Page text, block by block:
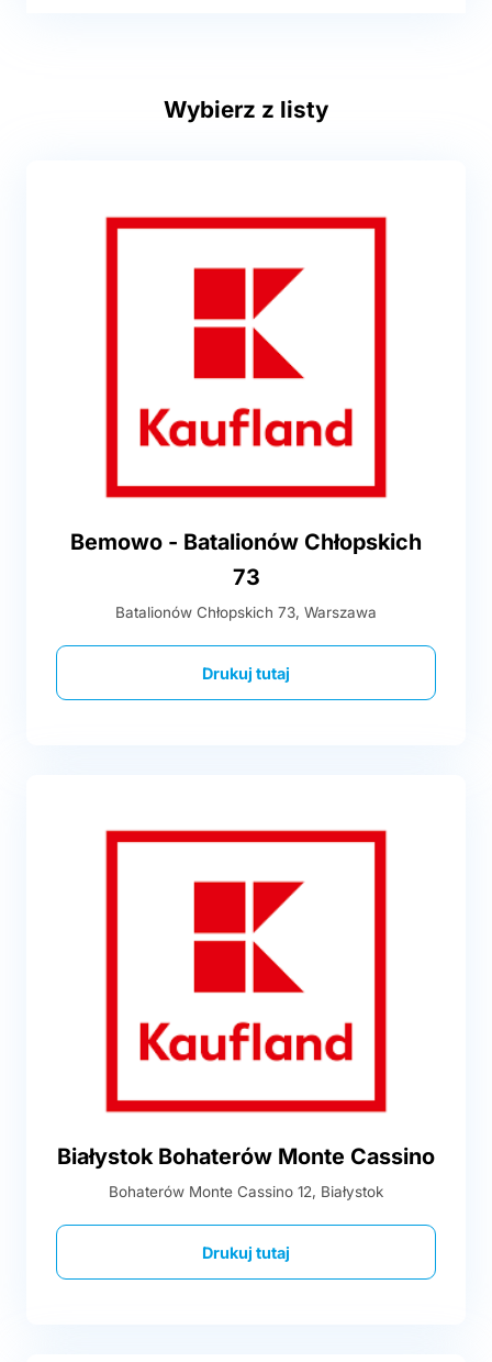
Wybierz z listy
Bemowo - Batalionów Chłopskich
73
Batalionów Chłopskich 73, Warszawa
Drukuj tutaj
Białystok Bohaterów Monte Cassino
Bohaterów Monte Cassino 12, Białystok
Drukuj tutaj